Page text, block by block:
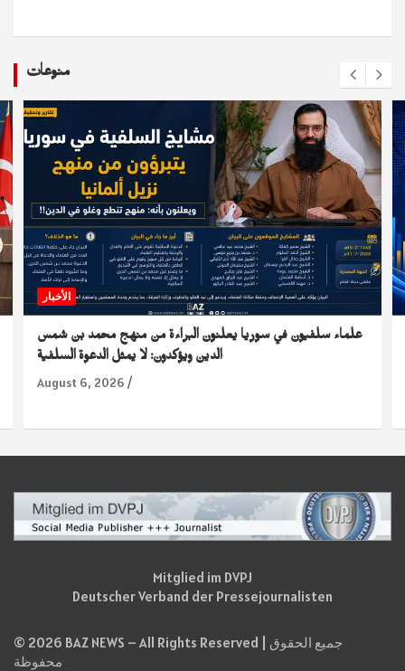
منوعات
الأخبار
علماء سلفيون في سوريا يعلنون البراءة من منهج محمد بن شمس
الدين ويؤكدون: لا يمثل الدعوة السلفية
August 6, 2026
Mitglied im DVPJ
Deutscher Verband der Pressejournalisten
© 2026 BAZ NEWS – All Rights Reserved | جميع الحقوق
محفوظة